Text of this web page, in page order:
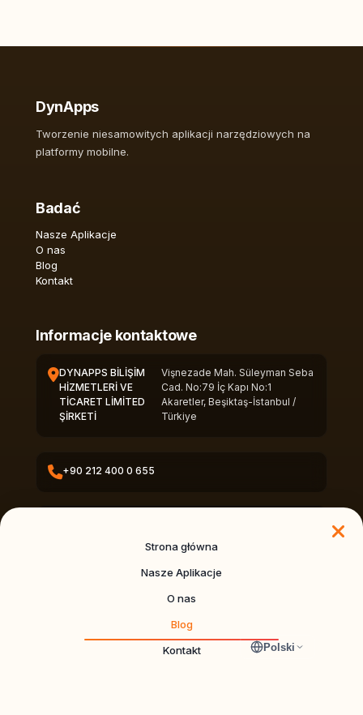
DynApps
Strona główna
Nasze Aplikacje
O nas
Blog
Kontakt
Polski
DynApps
Tworzenie niesamowitych aplikacji narzędziowych na
platformy mobilne.
Badać
Nasze Aplikacje
O nas
Blog
Kontakt
Informacje kontaktowe
DYNAPPS BİLİŞİM
HİZMETLERİ VE
TİCARET LİMİTED
ŞİRKETİ
Vişnezade Mah. Süleyman Seba
Cad. No:79 İç Kapı No:1
Akaretler, Beşiktaş-İstanbul /
Türkiye
+90 212 400 0 655